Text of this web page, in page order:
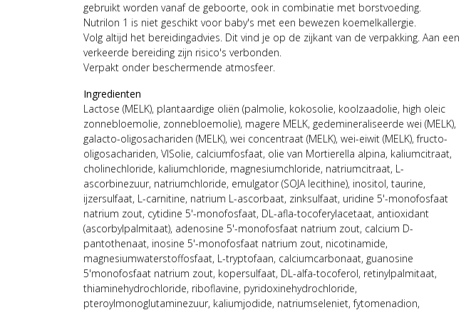
gebruikt worden vanaf de geboorte, ook in combinatie met borstvoeding.
Nutrilon 1 is niet geschikt voor baby's met een bewezen koemelkallergie.
Volg altijd het bereidingadvies. Dit vind je op de zijkant van de verpakking. Aan een
verkeerde bereiding zijn risico's verbonden.
Verpakt onder beschermende atmosfeer.
Ingredienten
Lactose (MELK), plantaardige oliën (palmolie, kokosolie, koolzaadolie, high oleic
zonnebloemolie, zonnebloemolie), magere MELK, gedemineraliseerde wei (MELK),
galacto-oligosachariden (MELK), wei concentraat (MELK), wei-eiwit (MELK), fructo-
oligosachariden, VISolie, calciumfosfaat, olie van Mortierella alpina, kaliumcitraat,
cholinechloride, kaliumchloride, magnesiumchloride, natriumcitraat, L-
ascorbinezuur, natriumchloride, emulgator (SOJA lecithine), inositol, taurine,
ijzersulfaat, L-carnitine, natrium L-ascorbaat, zinksulfaat, uridine 5'-monofosfaat
natrium zout, cytidine 5'-monofosfaat, DL-afla-tocoferylacetaat, antioxidant
(ascorbylpalmitaat), adenosine 5'-monofosfaat natrium zout, calcium D-
pantothenaat, inosine 5'-monofosfaat natrium zout, nicotinamide,
magnesiumwaterstoffosfaat, L-tryptofaan, calciumcarbonaat, guanosine
5'monofosfaat natrium zout, kopersulfaat, DL-alfa-tocoferol, retinylpalmitaat,
thiaminehydrochloride, riboflavine, pyridoxinehydrochloride,
pteroylmonoglutaminezuur, kaliumjodide, natriumseleniet, fytomenadion,